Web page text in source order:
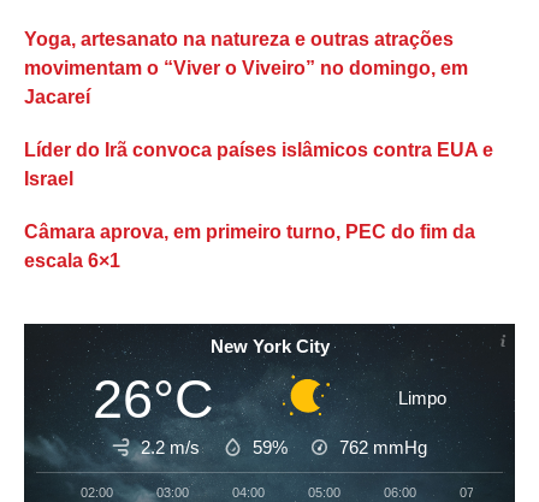
Yoga, artesanato na natureza e outras atrações
movimentam o “Viver o Viveiro” no domingo, em
Jacareí
Líder do Irã convoca países islâmicos contra EUA e
Israel
Câmara aprova, em primeiro turno, PEC do fim da
escala 6×1
New York City
26°C Limpo
2.2 m/s 59% 762 mmHg
02:00 03:00 04:00 05:00 06:00 07:00